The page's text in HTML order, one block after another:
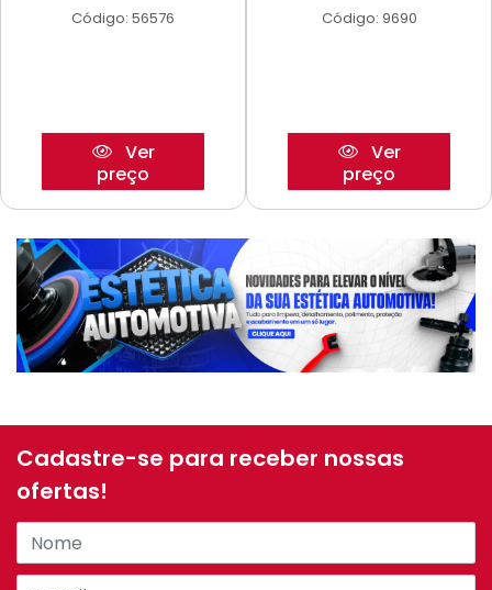
Código: 56576
Ver
preço
Código: 9690
Ver
preço
Cadastre-se para receber nossas
ofertas!